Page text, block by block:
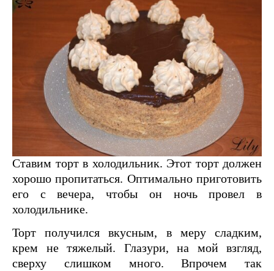
Ставим торт в холодильник. Этот торт должен
хорошо пропитаться. Оптимально приготовить
его с вечера, чтобы он ночь провел в
холодильнике.
Торт получился вкусным, в меру сладким,
крем не тяжелый. Глазури, на мой взгляд,
сверху слишком много. Впрочем так